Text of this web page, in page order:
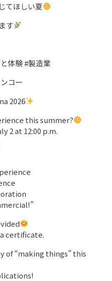
てほしい夏
す
体験 #製造業
コー
2026
this summer?
2 at 12:00 p.m.
certificate.
of “making things” this